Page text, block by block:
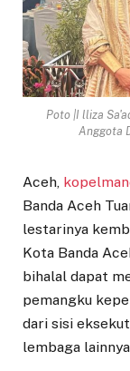
Poto |I lliza
Anggota
Aceh,
Banda Aceh
lestarinya
Kota Banda
bihalal dapat
pemangku
dari sisi
lembaga